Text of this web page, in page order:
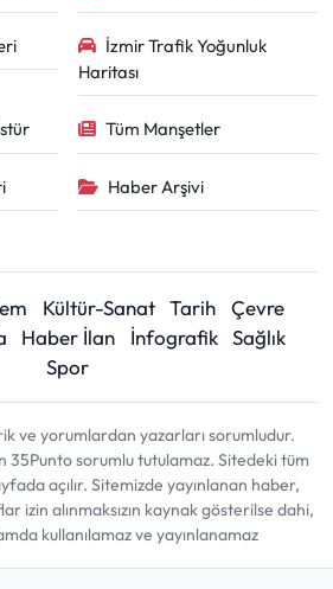
İzmir Trafik Yoğunluk
Haritası
Tüm Manşetler
Haber Arşivi
Kültür-Sanat Tarih
Çevre
Haber İlan İnfografik Sağlık
Spor
ve yorumlardan yazarları sorumludur.
35Punto sorumlu tutulamaz. Sitedeki tüm
açılır. Sitemizde yayınlanan haber,
izin alınmaksızın kaynak gösterilse dahi,
kullanılamaz ve yayınlanamaz